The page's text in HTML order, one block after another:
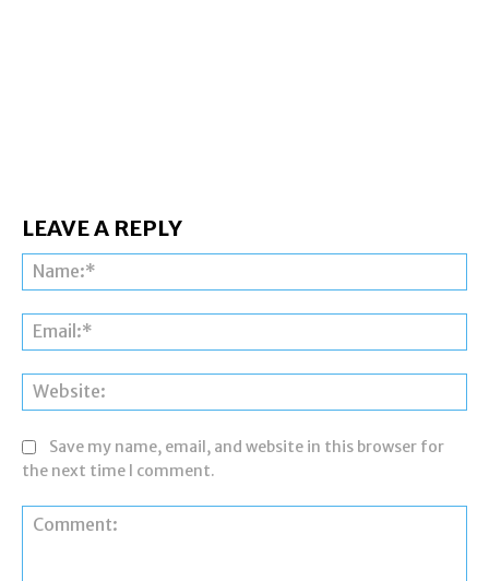
LEAVE A REPLY
Save my name, email, and website in this browser for
the next time I comment.